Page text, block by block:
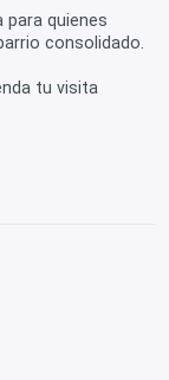
para quienes
consolidado.
tu visita